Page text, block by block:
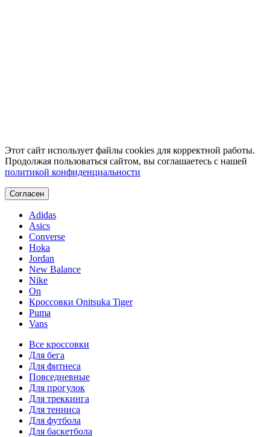
Этот сайт использует файлы cookies для корректной работы.
Продолжая пользоваться сайтом, вы соглашаетесь с нашей
политикой конфиденциальности
Согласен
Adidas
Asics
Converse
Hoka
Jordan
New Balance
Nike
On
Кроссовки Onitsuka Tiger
Puma
Vans
Все кроссовки
Для бега
Для фитнеса
Повседневные
Для прогулок
Для треккинга
Для тенниса
Для футбола
Для баскетбола